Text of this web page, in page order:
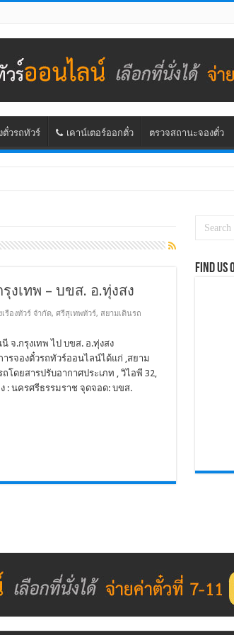
วรถทัวร์ เคาน์เตอร์ออกตั๋ว ตรวจสถานะจองตั๋ว
งเทพ – บขส. อ.ทุ่งสง
รืองทัวร์ จำกัด, ศรีสุเทพทัวร์, สยามเดินรถ
จ.กรุงเทพ ไป บขส. อ.ทุ่งสง
รจองตั๋วรถทัวร์ออนไลน์ได้แก่ ,สยาม
โดยสารปรับอากาศประเภท , วิไอพี 32,
: นครศรีธรรมราช จุดจอด: บขส.
Find us